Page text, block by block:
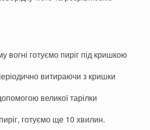
вогні готуємо пиріг під кришкою
витираючи з кришки
великої тарілки
готуємо ще 10 хвилин.